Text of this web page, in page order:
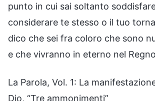
punto in cui sai soltanto
considerare te stesso o il tuo
dico che sei fra coloro che sono
e che vivranno in eterno nel
La Parola, Vol. 1: La
Dio, “Tre ammonimenti”